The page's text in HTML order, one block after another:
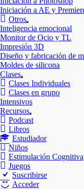
Iniciación a AE y
Otros
Mostrar
el
submenú
Inteligencia emocional
Monitor de Ocio y TL
Impresión 3D
Diseño y fabricación de
Moldes de silicona
Clases
Mostrar
el
submenú
Clases Individuales
Clases en grupo
Intensivos
Recursos
Mostrar
el
Podcast
Libros
Estudiador
Niños
Estimulación Cognitiva
Juegos
Suscribirse
Acceder